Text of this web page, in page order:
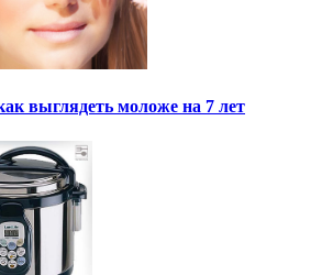
выглядеть моложе на 7 лет